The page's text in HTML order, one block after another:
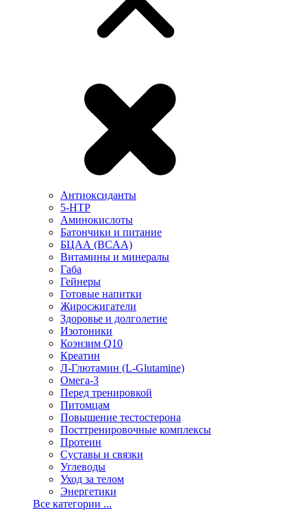
Антиоксиданты
5-HTP
Аминокислоты
Батончики и питание
БЦАА (BCAA)
Витамины и минералы
Габа
Гейнеры
Готовые напитки
Жиросжигатели
Здоровье и долголетие
Изотоники
Коэнзим Q10
Креатин
Л-Глютамин (L-Glutamine)
Омега-3
Перед тренировкой
Питомцам
Повышение тестостерона
Посттренировочные комплексы
Протеин
Суставы и связки
Углеводы
Уход за телом
Энергетики
Все категории ...